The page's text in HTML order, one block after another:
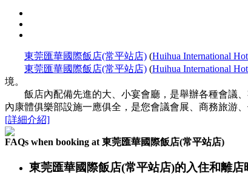
東莞匯華國際飯店(常平站店) (Huihua International
東莞匯華國際飯店(常平站店) (Huihua International
境。
飯店內配備先進的大、小宴會廳，是舉辦各種會議、
內康體俱樂部設施一應俱全，是您會議會展、商務旅游、
[詳細介紹]
FAQs when booking at 東莞匯華國際飯店(常平站店)
東莞匯華國際飯店(常平站店)的入住和離店